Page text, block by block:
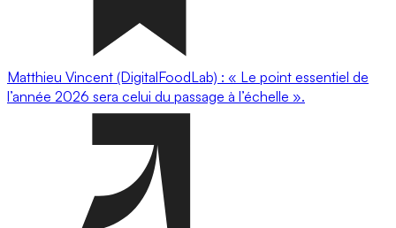
Matthieu Vincent (DigitalFoodLab) : « Le point essentiel de
l’année 2026 sera celui du passage à l’échelle ».